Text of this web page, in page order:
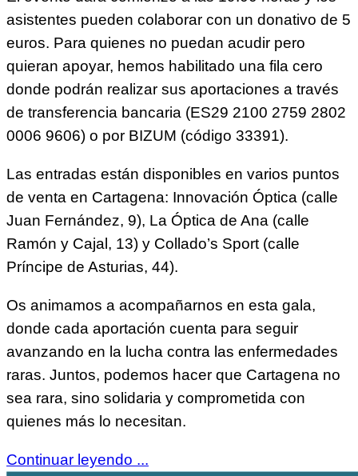
asistentes pueden colaborar con un donativo de 5
euros. Para quienes no puedan acudir pero
quieran apoyar, hemos habilitado una fila cero
donde podrán realizar sus aportaciones a través
de transferencia bancaria (ES29 2100 2759 2802
0006 9606) o por BIZUM (código 33391).
Las entradas están disponibles en varios puntos
de venta en Cartagena: Innovación Óptica (calle
Juan Fernández, 9), La Óptica de Ana (calle
Ramón y Cajal, 13) y Collado’s Sport (calle
Príncipe de Asturias, 44).
Os animamos a acompañarnos en esta gala,
donde cada aportación cuenta para seguir
avanzando en la lucha contra las enfermedades
raras. Juntos, podemos hacer que Cartagena no
sea rara, sino solidaria y comprometida con
quienes más lo necesitan.
Continuar leyendo ...